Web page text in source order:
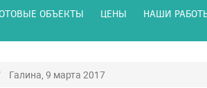
ОБЪЕКТЫ ЦЕНЫ НАШИ
Галина, 9 марта 2017